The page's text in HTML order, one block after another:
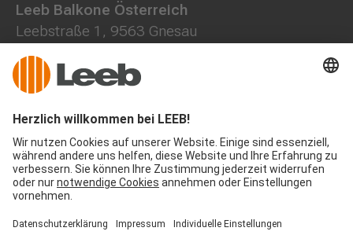
Leeb Balkone Österreich
Leebstraße 1, 9563 Gnesau
0800 202013
+43 4278 7000
office@leeb-balkone.com